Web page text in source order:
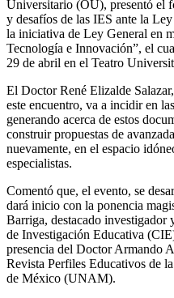
Universitario (OU), presentó el
y desafíos de las IES ante la
la iniciativa de Ley General en
Tecnología e Innovación”, el
29 de abril en el Teatro
El Doctor René Elizalde
este encuentro, va a incidir en
generando acerca de estos
construir propuestas de
nuevamente, en el espacio
especialistas.
Comentó que, el evento, se
dará inicio con la ponencia
Barriga, destacado
de Investigación Educativa
presencia del Doctor Armando
Revista Perfiles Educativos de
de México (UNAM).